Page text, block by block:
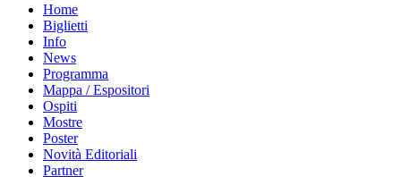
Home
Biglietti
Info
News
Programma
Mappa / Espositori
Ospiti
Mostre
Poster
Novità Editoriali
Partner